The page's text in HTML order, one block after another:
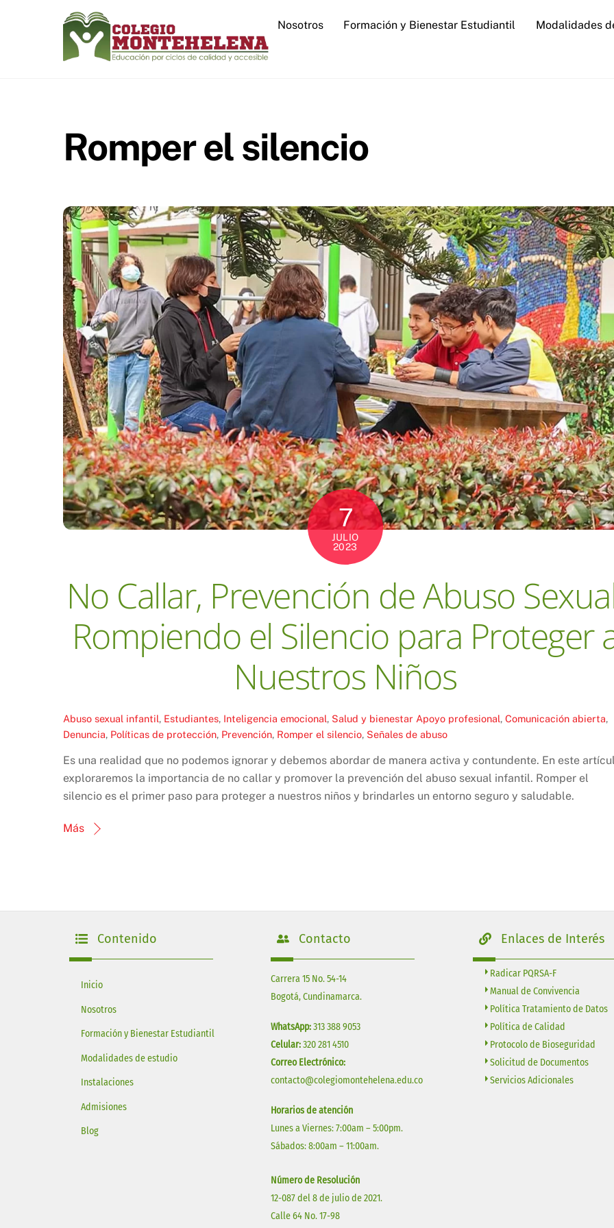
Nosotros Formación y Bienestar Estudiantil Modalidades
Romper el silencio
7
JULIO
2023
No Callar, Prevención de Abuso
Rompiendo el Silencio para Proteger
Nuestros Niños
Abuso sexual infantil, Estudiantes, Inteligencia emocional, Salud y bienestar Apoyo profesional, Comunicación abierta,
Denuncia, Políticas de protección, Prevención, Romper el silencio, Señales de abuso
Es una realidad que no podemos ignorar y debemos abordar de manera activa y contundente. En este
exploraremos la importancia de no callar y promover la prevención del abuso sexual infantil. Romper el
silencio es el primer paso para proteger a nuestros niños y brindarles un entorno seguro y saludable.
Más
Contenido
Inicio
Nosotros
Formación y Bienestar Estudiantil
Modalidades de estudio
Instalaciones
Admisiones
Blog
Contacto
Carrera 15 No. 54-14
Bogotá, Cundinamarca.
WhatsApp: 313 388 9053
Celular:320 281 4510
Correo Electrónico:
contacto@colegiomontehelena.edu.co
Horarios de atención
Lunes a Viernes: 7:00am – 5:00pm.
Sábados: 8:00am – 11:00am.
Número de Resolución
12-087 del 8 de julio de 2021.
Calle 64 No. 17-98
Enlaces de Interés
Radicar PQRSA-F
Manual de Convivencia
Política Tratamiento de Datos
Política de Calidad
Protocolo de Bioseguridad
Solicitud de Documentos
Servicios Adicionales